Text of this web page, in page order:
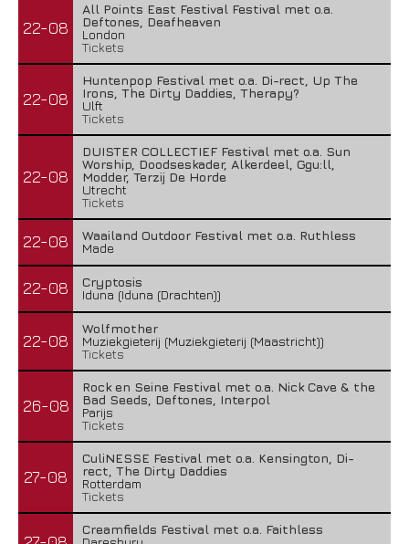
22-08
All Points East Festival Festival met o.a.
Deftones, Deafheaven
London
Tickets
22-08
Huntenpop Festival met o.a. Di-rect, Up The
Irons, The Dirty Daddies, Therapy?
Ulft
Tickets
22-08
DUISTER COLLECTIEF Festival met o.a. Sun
Worship, Doodseskader, Alkerdeel, Ggu:ll,
Modder, Terzij De Horde
Utrecht
Tickets
22-08
Waailand Outdoor Festival met o.a. Ruthless
Made
22-08
Cryptosis
Iduna (Iduna (Drachten))
22-08
Wolfmother
Muziekgieterij (Muziekgieterij (Maastricht))
Tickets
26-08
Rock en Seine Festival met o.a. Nick Cave & the
Bad Seeds, Deftones, Interpol
Parijs
Tickets
27-08
CuliNESSE Festival met o.a. Kensington, Di-
rect, The Dirty Daddies
Rotterdam
Tickets
Creamfields Festival met o.a. Faithless